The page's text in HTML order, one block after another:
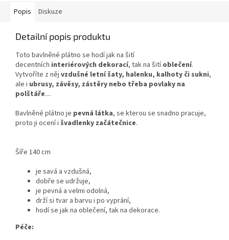
Popis Diskuze
Detailní popis produktu
Toto bavlněné plátno se hodí jak na šití
decentních interiérových dekorací, tak na šitíoblečení.
Vytvoříte z něj vzdušné letní šaty, halenku, kalhoty či sukni,
ale i ubrusy, závěsy, zástěry nebo třeba povlaky na
polštáře....
Bavlněné plátno je pevná látka, se kterou se snadno pracuje,
proto ji ocení i švadlenky začátečnice.
Šíře 140 cm
je savá a vzdušná,
dobře se udržuje,
je pevná a velmi odolná,
drží si tvar a barvu i po vyprání,
hodí se jak na oblečení, tak na dekorace.
Péče: